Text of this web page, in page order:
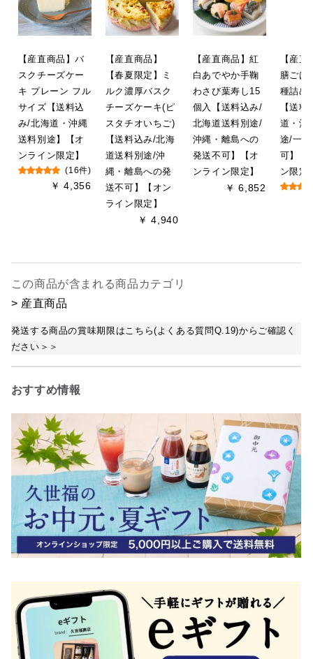
【産直商品】バ
スクチーズケー
キ プレーン フル
サイズ【送料込
み/北海道・沖縄
送料別途】【オ
ンライン限定】
(16件)
￥ 4,356
【産直商品】
【春夏限定】ミ
ルク濃厚バスク
チーズケーキ(ピ
スタチオいちご)
【送料込み/北海
道送料別途/沖
縄・離島への発
送不可】【オン
ライン限定】
￥ 4,940
【産直商品】紅
白あでやか手鞠
わさび葉寿し15
個入【送料込み/
北海道送料別途/
沖縄・離島への
発送不可】【オ
ンライン限定】
￥ 6,852
【産
膳ごは
種詰め
【送
道・沖
途/一
可】【
ン限定
この商品が含まれる商品カテゴリ
> 産直商品
発送する商品の賞味期限はこちら(よくある質問Q.19)からご確認く
ださい＞＞
おすすめ情報